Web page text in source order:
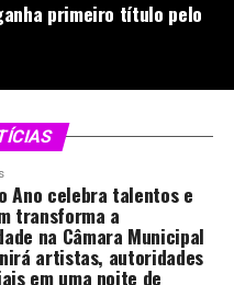
primeiro título pelo
Ano celebra talentos e
transforma a
na Câmara Municipal
artistas, autoridades
em uma noite de